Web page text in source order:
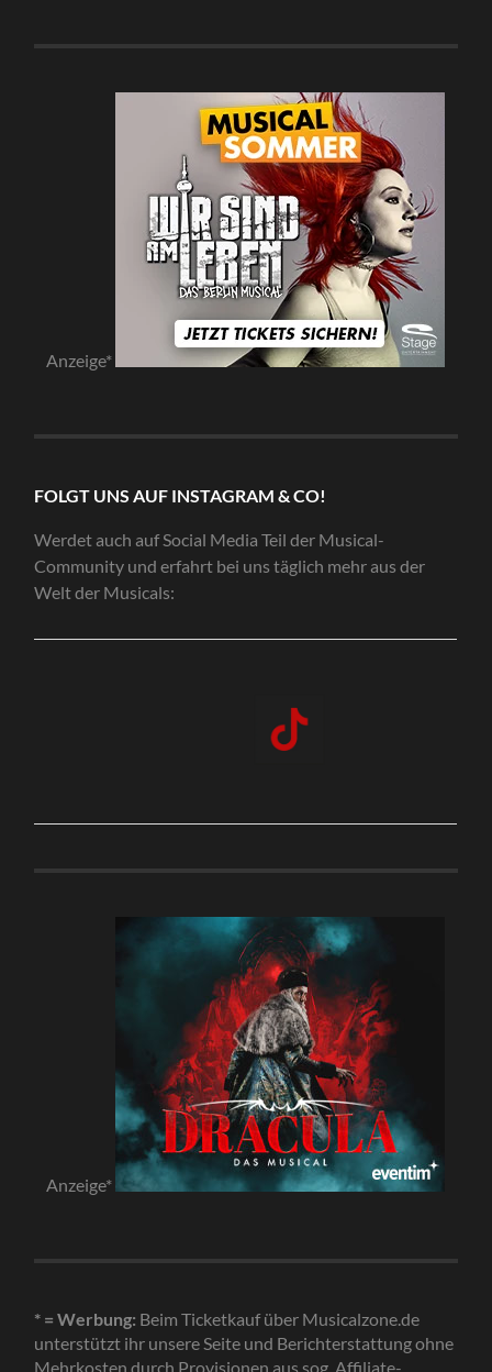
Anzeige*
FOLGT UNS AUF INSTAGRAM & CO!
Werdet auch auf Social Media Teil der Musical-
Community und erfahrt bei uns täglich mehr aus der
Welt der Musicals:
Anzeige*
* = Werbung: Beim Ticketkauf über Musicalzone.de
unterstützt ihr unsere Seite und Berichterstattung ohne
Mehrkosten durch Provisionen aus sog. Affiliate-